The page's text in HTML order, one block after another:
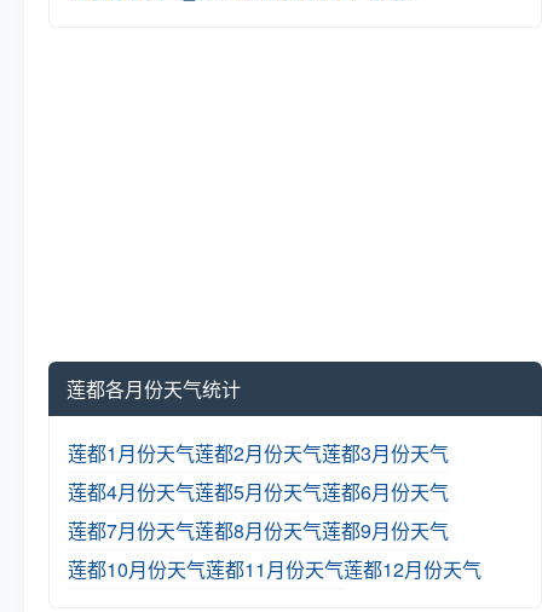
莲都各月份天气统计
莲都1月份天气莲都2月份天气莲都3月份天气
莲都4月份天气莲都5月份天气莲都6月份天气
莲都7月份天气莲都8月份天气莲都9月份天气
莲都10月份天气莲都11月份天气莲都12月份天气